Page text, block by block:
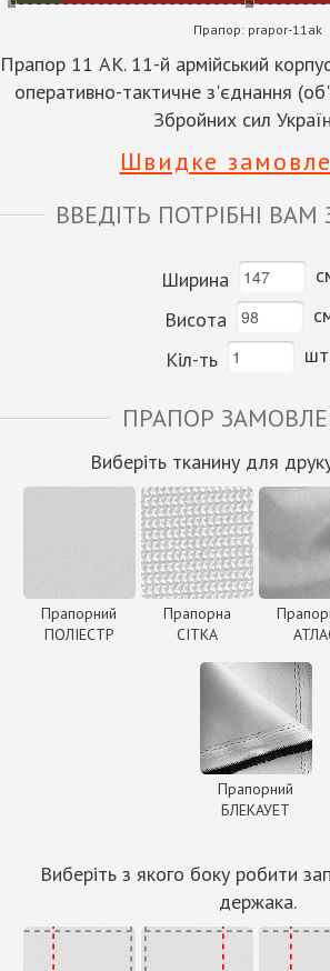
Прапор:prapor-11ak
Прапор 11 АК. 11-й армійський
оперативно-тактичне з'єднання
Збройних сил
Швидке
ВВЕДІТЬ ПОТРІБНІ
Ширина
Висота
Кіл-ть
ПРАПОР
Виберіть тканину для
Прапорний
ПОЛІЕСТР
Прапорна
СІТКА
Прапорний
БЛЕКАУЕТ
Виберіть з якого боку робити
держака.